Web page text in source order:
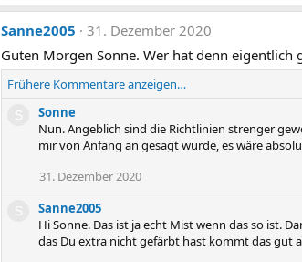
a
k
i
o
n
e
n
:
Sanne2005
31. Dezember 2020
Guten Morgen Sonne. Wer hat denn eigentlich
Frühere Kommentare anzeigen…
S
Sonne
Nun. Angeblich sind die Richtlinien strenger
mir von Anfang an gesagt wurde, es wäre
31. Dezember 2020
S
Sanne2005
Hi Sonne. Das ist ja echt Mist wenn das so ist.
das Du extra nicht gefärbt hast kommt das gut